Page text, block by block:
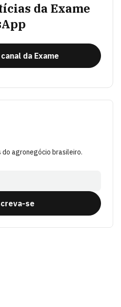
da Exame
da Exame
do agronegócio brasileiro.
se